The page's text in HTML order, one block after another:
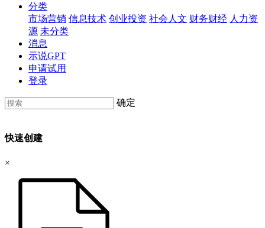
分类
市场营销 信息技术 创业投资 社会人文 财务财经 人力资
源 未分类
消息
示说GPT
申请试用
登录
确定
快速创建
×